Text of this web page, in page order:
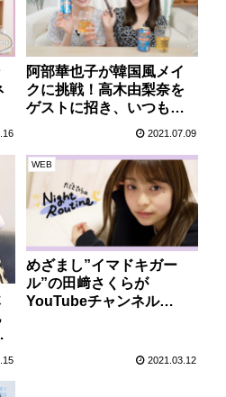
阿部華也子が韓国風メイ
クに挑戦！高木由梨奈を
ゲストに招き、いつもの
印象とは違う華やかな仕
2021.07.09
WEB
めざまし”イマドキガー
ル”の田﨑さくらが
YouTubeチャンネル
2021.03.12